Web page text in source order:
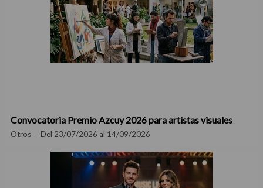
Convocatoria Premio Azcuy 2026 para artistas visuales
Otros Del 23/07/2026 al 14/09/2026